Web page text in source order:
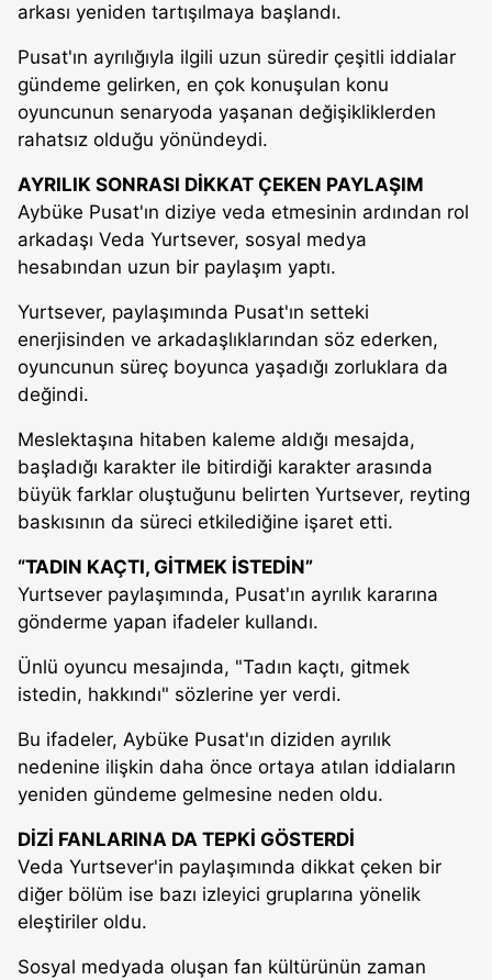
arkası yeniden tartışılmaya başlandı.
Pusat'ın ayrılığıyla ilgili uzun süredir çeşitli iddialar
gündeme gelirken, en çok konuşulan konu
oyuncunun senaryoda yaşanan değişikliklerden
rahatsız olduğu yönündeydi.
AYRILIK SONRASI DİKKAT ÇEKEN PAYLAŞIM
Aybüke Pusat'ın diziye veda etmesinin ardından rol
arkadaşı Veda Yurtsever, sosyal medya
hesabından uzun bir paylaşım yaptı.
Yurtsever, paylaşımında Pusat'ın setteki
enerjisinden ve arkadaşlıklarından söz ederken,
oyuncunun süreç boyunca yaşadığı zorluklara da
değindi.
Meslektaşına hitaben kaleme aldığı mesajda,
başladığı karakter ile bitirdiği karakter arasında
büyük farklar oluştuğunu belirten Yurtsever, reyting
baskısının da süreci etkilediğine işaret etti.
“TADIN KAÇTI, GİTMEK İSTEDİN”
Yurtsever paylaşımında, Pusat'ın ayrılık kararına
gönderme yapan ifadeler kullandı.
Ünlü oyuncu mesajında, "Tadın kaçtı, gitmek
istedin, hakkındı" sözlerine yer verdi.
Bu ifadeler, Aybüke Pusat'ın diziden ayrılık
nedenine ilişkin daha önce ortaya atılan iddiaların
yeniden gündeme gelmesine neden oldu.
DİZİ FANLARINA DA TEPKİ GÖSTERDİ
Veda Yurtsever'in paylaşımında dikkat çeken bir
diğer bölüm ise bazı izleyici gruplarına yönelik
eleştiriler oldu.
Sosyal medyada oluşan fan kültürünün zaman